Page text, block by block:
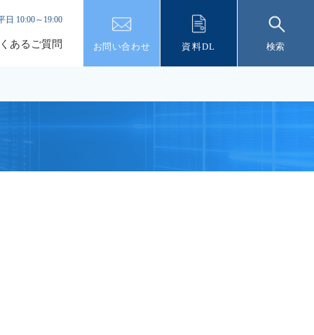
あるご質問
日 10:00～19:00
お問い合わせ 資料DL 検索